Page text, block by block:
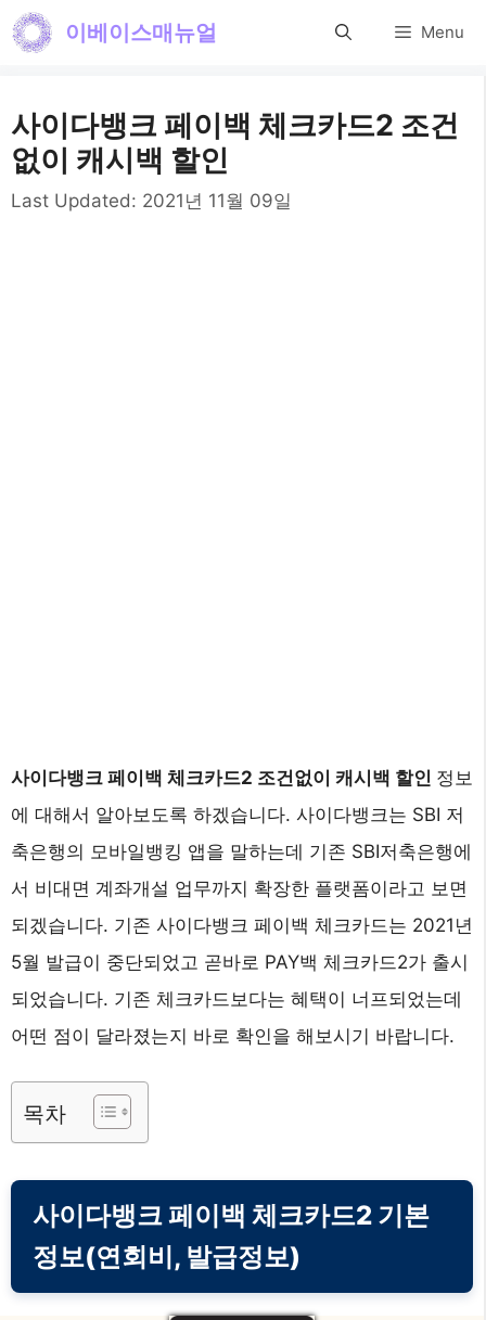
컨
로
건
너
이베이스매뉴얼 Menu
사이다뱅크 페이백 체크카드2 조건
없이 캐시백 할인
Last Updated: 2021년 11월 09일
사이다뱅크 페이백 체크카드2 조건없이 캐시백 할인 정보
에 대해서 알아보도록 하겠습니다. 사이다뱅크는 SBI 저
축은행의 모바일뱅킹 앱을 말하는데 기존 SBI저축은행에
서 비대면 계좌개설 업무까지 확장한 플랫폼이라고 보면
되겠습니다. 기존 사이다뱅크 페이백 체크카드는 2021년
5월 발급이 중단되었고 곧바로 PAY백 체크카드2가 출시
되었습니다. 기존 체크카드보다는 혜택이 너프되었는데
어떤 점이 달라졌는지 바로 확인을 해보시기 바랍니다.
목차
사이다뱅크 페이백 체크카드2 기본
정보(연회비, 발급정보)